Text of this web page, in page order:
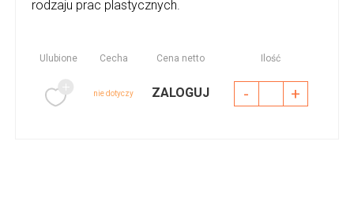
rodzaju prac plastycznych.
Ulubione Cecha Cena netto Ilość
nie dotyczy ZALOGUJ - +